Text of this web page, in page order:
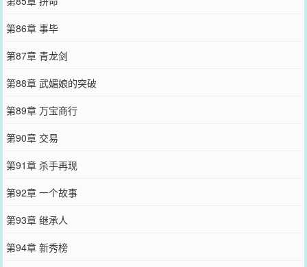
第86章 事毕
第87章 青龙剑
第88章 武媚娘的突破
第89章 万宝商行
第90章 交易
第91章 杀手再现
第92章 一个故事
第93章 继承人
第94章 新秀榜